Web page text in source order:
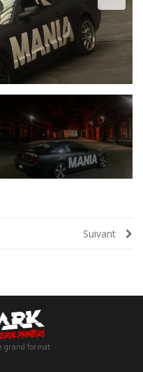
Suivant
grand format